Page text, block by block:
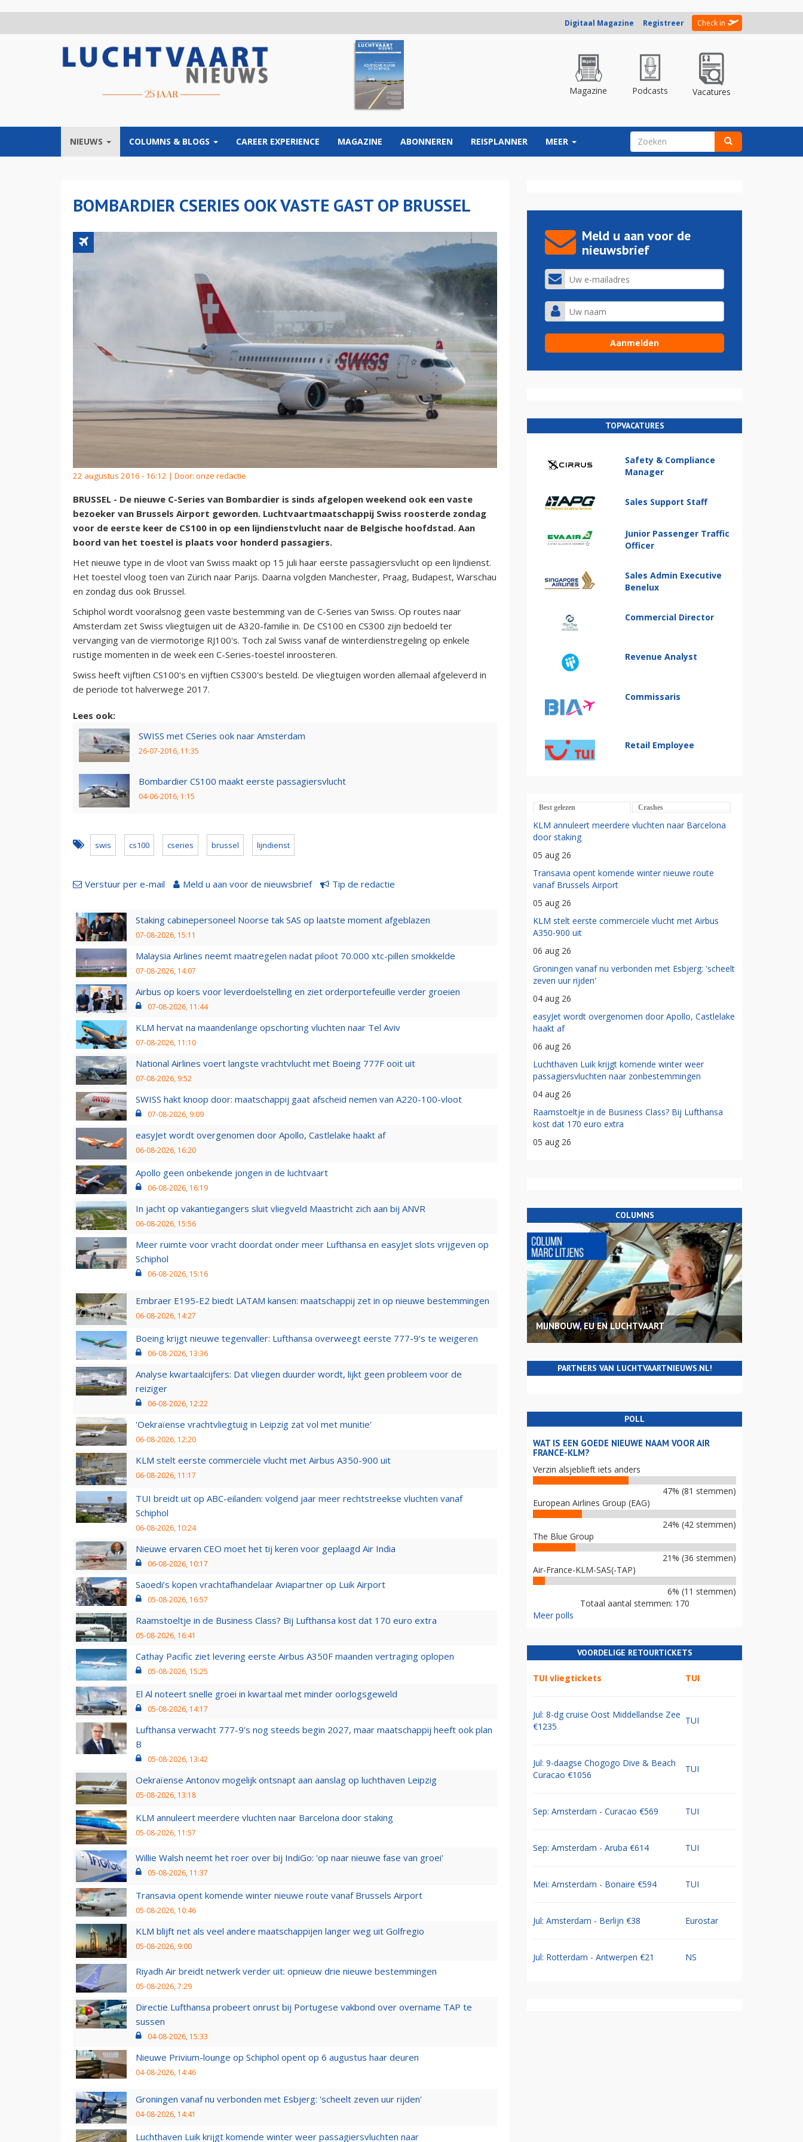
Digitaal Magazine Registreer Check in
Magazine Podcasts Vacatures
NIEUWS COLUMNS & BLOGS CAREER EXPERIENCE MAGAZINE ABONNEREN REISPLANNER MEER ZOEKVELD
BOMBARDIER CSERIES OOK VASTE GAST OP BRUSSEL
22 augustus 2016 - 16:12 | Door: onze redactie
BRUSSEL - De nieuwe C-Series van Bombardier is sinds afgelopen weekend ook een vaste
bezoeker van Brussels Airport geworden. Luchtvaartmaatschappij Swiss roosterde zondag
voor de eerste keer de CS100 in op een lijndienstvlucht naar de Belgische hoofdstad. Aan
boord van het toestel is plaats voor honderd passagiers.
Het nieuwe type in de vloot van Swiss maakt op 15 juli haar eerste passagiersvlucht op een lijndienst.
Het toestel vloog toen van Zürich naar Parijs. Daarna volgden Manchester, Praag, Budapest, Warschau
en zondag dus ook Brussel.
Schiphol wordt vooralsnog geen vaste bestemming van de C-Series van Swiss. Op routes naar
Amsterdam zet Swiss vliegtuigen uit de A320-familie in. De CS100 en CS300 zijn bedoeld ter
vervanging van de viermotorige RJ100's. Toch zal Swiss vanaf de winterdienstregeling op enkele
rustige momenten in de week een C-Series-toestel inroosteren.
Swiss heeft vijftien CS100's en vijftien CS300's besteld. De vliegtuigen worden allemaal afgeleverd in
de periode tot halverwege 2017.
Lees ook:
SWISS met CSeries ook naar Amsterdam
26-07-2016, 11:35
Bombardier CS100 maakt eerste passagiersvlucht
04-06-2016, 1:15
swis cs100 cseries brussel lijndienst
Verstuur per e-mail Meld u aan voor de nieuwsbrief Tip de redactie
Staking cabinepersoneel Noorse tak SAS op laatste moment afgeblazen
07-08-2026, 15:11
Malaysia Airlines neemt maatregelen nadat piloot 70.000 xtc-pillen smokkelde
07-08-2026, 14:07
Airbus op koers voor leverdoelstelling en ziet orderportefeuille verder groeien
07-08-2026, 11:44
KLM hervat na maandenlange opschorting vluchten naar Tel Aviv
07-08-2026, 11:10
National Airlines voert langste vrachtvlucht met Boeing 777F ooit uit
07-08-2026, 9:52
SWISS hakt knoop door: maatschappij gaat afscheid nemen van A220-100-vloot
07-08-2026, 9:09
easyJet wordt overgenomen door Apollo, Castlelake haakt af
06-08-2026, 16:20
Apollo geen onbekende jongen in de luchtvaart
06-08-2026, 16:19
In jacht op vakantiegangers sluit vliegveld Maastricht zich aan bij ANVR
06-08-2026, 15:56
Meer ruimte voor vracht doordat onder meer Lufthansa en easyJet slots vrijgeven op
Schiphol
06-08-2026, 15:16
Embraer E195-E2 biedt LATAM kansen: maatschappij zet in op nieuwe bestemmingen
06-08-2026, 14:27
Boeing krijgt nieuwe tegenvaller: Lufthansa overweegt eerste 777-9’s te weigeren
06-08-2026, 13:36
Analyse kwartaalcijfers: Dat vliegen duurder wordt, lijkt geen probleem voor de
reiziger
06-08-2026, 12:22
'Oekraïense vrachtvliegtuig in Leipzig zat vol met munitie'
06-08-2026, 12:20
KLM stelt eerste commerciële vlucht met Airbus A350-900 uit
06-08-2026, 11:17
TUI breidt uit op ABC-eilanden: volgend jaar meer rechtstreekse vluchten vanaf
Schiphol
06-08-2026, 10:24
Nieuwe ervaren CEO moet het tij keren voor geplaagd Air India
06-08-2026, 10:17
Saoedi’s kopen vrachtafhandelaar Aviapartner op Luik Airport
05-08-2026, 16:57
Raamstoeltje in de Business Class? Bij Lufthansa kost dat 170 euro extra
05-08-2026, 16:41
Cathay Pacific ziet levering eerste Airbus A350F maanden vertraging oplopen
05-08-2026, 15:25
El Al noteert snelle groei in kwartaal met minder oorlogsgeweld
05-08-2026, 14:17
Lufthansa verwacht 777-9’s nog steeds begin 2027, maar maatschappij heeft ook plan
B
05-08-2026, 13:42
Oekraïense Antonov mogelijk ontsnapt aan aanslag op luchthaven Leipzig
05-08-2026, 13:18
KLM annuleert meerdere vluchten naar Barcelona door staking
05-08-2026, 11:57
Willie Walsh neemt het roer over bij IndiGo: 'op naar nieuwe fase van groei'
05-08-2026, 11:37
Transavia opent komende winter nieuwe route vanaf Brussels Airport
05-08-2026, 10:46
KLM blijft net als veel andere maatschappijen langer weg uit Golfregio
05-08-2026, 9:00
Riyadh Air breidt netwerk verder uit: opnieuw drie nieuwe bestemmingen
05-08-2026, 7:29
Directie Lufthansa probeert onrust bij Portugese vakbond over overname TAP te
sussen
04-08-2026, 15:33
Nieuwe Privium-lounge op Schiphol opent op 6 augustus haar deuren
04-08-2026, 14:46
Groningen vanaf nu verbonden met Esbjerg: 'scheelt zeven uur rijden'
04-08-2026, 14:41
Luchthaven Luik krijgt komende winter weer passagiersvluchten naar
Meld u aan voor de
nieuwsbrief
TOPVACATURES
Safety & Compliance
Manager
Sales Support Staff
Junior Passenger Traffic
Officer
Sales Admin Executive
Benelux
Commercial Director
Revenue Analyst
Commissaris
Retail Employee
Best gelezen Crashes
KLM annuleert meerdere vluchten naar Barcelona
door staking
05 aug 26
Transavia opent komende winter nieuwe route
vanaf Brussels Airport
05 aug 26
KLM stelt eerste commerciële vlucht met Airbus
A350-900 uit
06 aug 26
Groningen vanaf nu verbonden met Esbjerg: 'scheelt
zeven uur rijden'
04 aug 26
easyJet wordt overgenomen door Apollo, Castlelake
haakt af
06 aug 26
Luchthaven Luik krijgt komende winter weer
passagiersvluchten naar zonbestemmingen
04 aug 26
Raamstoeltje in de Business Class? Bij Lufthansa
kost dat 170 euro extra
05 aug 26
COLUMNS
MIJNBOUW, EU EN LUCHTVAART
PARTNERS VAN LUCHTVAARTNIEUWS.NL!
POLL
WAT IS EEN GOEDE NIEUWE NAAM VOOR AIR
FRANCE-KLM?
Verzin alsjeblieft iets anders
47% (81 stemmen)
European Airlines Group (EAG)
24% (42 stemmen)
The Blue Group
21% (36 stemmen)
Air-France-KLM-SAS(-TAP)
6% (11 stemmen)
Totaal aantal stemmen: 170
Meer polls
VOORDELIGE RETOURTICKETS
TUI vliegtickets TUI
Jul: 8-dg cruise Oost Middellandse Zee
€1235
TUI
Jul: 9-daagse Chogogo Dive & Beach
Curacao €1056
TUI
Sep: Amsterdam - Curacao €569 TUI
Sep: Amsterdam - Aruba €614 TUI
Mei: Amsterdam - Bonaire €594 TUI
Jul: Amsterdam - Berlijn €38 Eurostar
Jul: Rotterdam - Antwerpen €21 NS